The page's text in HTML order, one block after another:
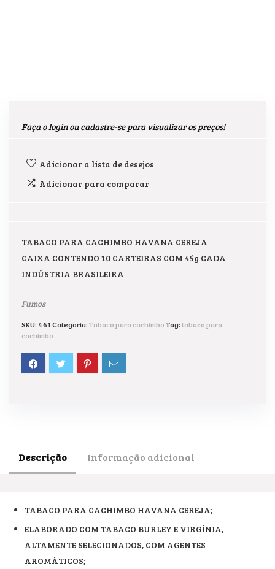
Faça o login ou cadastre-se para visualizar os preços!
Adicionar a lista de desejos
Adicionar para comparar
TABACO PARA CACHIMBO HAVANA CEREJA
CAIXA CONTENDO 10 CARTEIRAS COM 45g CADA
INDÚSTRIA BRASILEIRA
Fumos
SKU: 461Categoria:Tabaco para cachimboTag:tabaco para
cachimbo
Descrição Informação adicional
TABACO PARA CACHIMBO HAVANA CEREJA;
ELABORADO COM TABACO BURLEY E VIRGÍNIA,
ALTAMENTE SELECIONADOS, COM AGENTES
AROMÁTICOS;